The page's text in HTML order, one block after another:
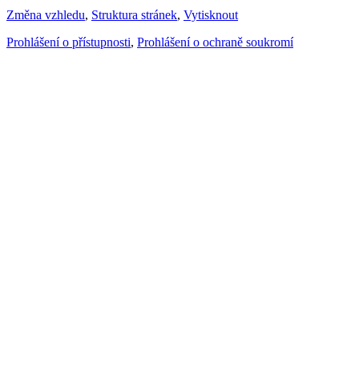
Změna vzhledu, Struktura stránek, Vytisknout
Prohlášení o přístupnosti, Prohlášení o ochraně soukromí